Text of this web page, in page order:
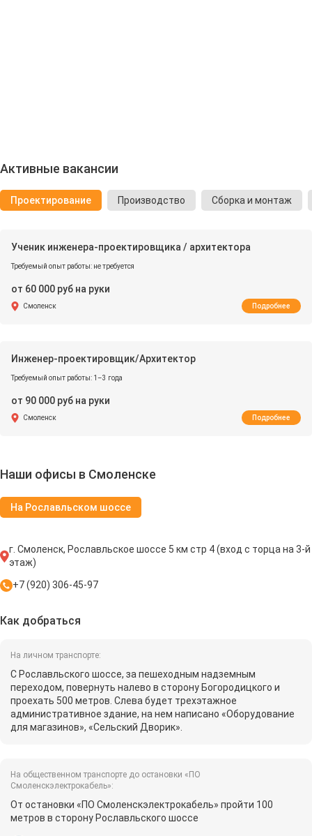
Активные вакансии
Проектирование Производство Сборка и монтаж
Ученик инженера-проектировщика / архитектора
Требуемый опыт работы: не требуется
от 60 000 руб на руки
Смоленск Подробнее
Инженер-проектировщик/Архитектор
Требуемый опыт работы: 1–3 года
от 90 000 руб на руки
Смоленск Подробнее
Наши офисы в Смоленске
На Рославльском шоссе
+7 (920) 306-45-97
г. Смоленск, Рославльское шоссе 5 км стр 4 (вход с торца на 3-й
этаж)
Как добраться
На личном транспорте:
С Рославльского шоссе, за пешеходным надземным
переходом, повернуть налево в сторону Богородицкого и
проехать 500 метров. Слева будет трехэтажное
административное здание, на нем написано «Оборудование
для магазинов», «Сельский Дворик».
На общественном транспорте до остановки «ПО
Смоленскэлектрокабель»:
От остановки «ПО Смоленскэлектрокабель» пройти 100
метров в сторону Рославльского шоссе